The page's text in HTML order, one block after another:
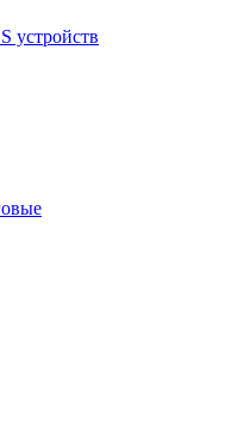
устройств